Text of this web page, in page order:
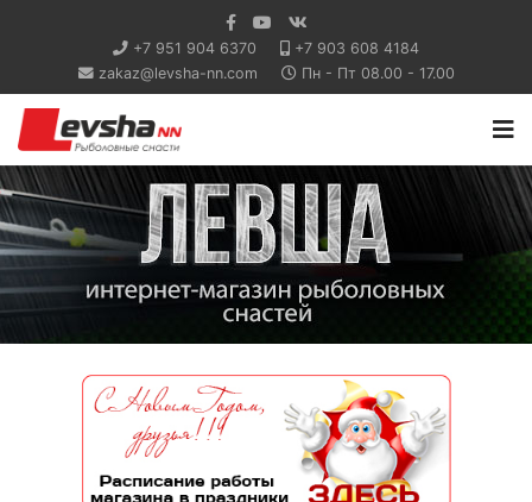
+7 951 904 6370
+7 903 608 4184
zakaz@levsha-nn.com
Пн - Пт 08.00 - 17.00